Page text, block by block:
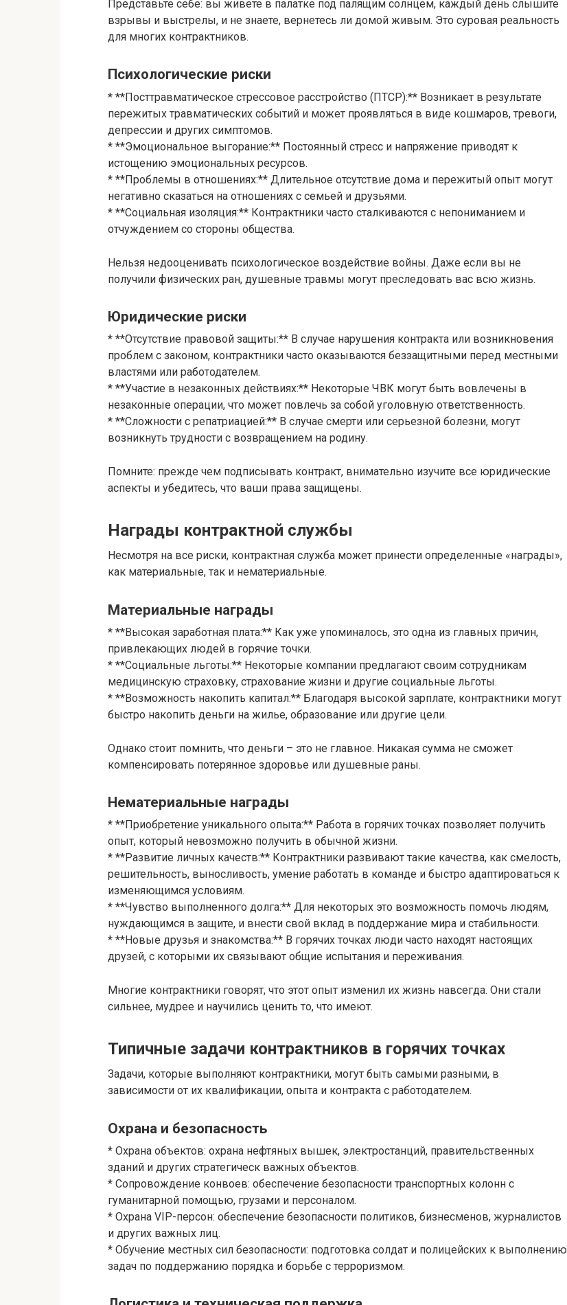
Представьте себе: вы живете в палатке под палящим солнцем, каждый день слышите
взрывы и выстрелы, и не знаете, вернетесь ли домой живым. Это суровая реальность
для многих контрактников.
Психологические риски
* **Посттравматическое стрессовое расстройство (ПТСР):** Возникает в результате
пережитых травматических событий и может проявляться в виде кошмаров, тревоги,
депрессии и других симптомов.
* **Эмоциональное выгорание:** Постоянный стресс и напряжение приводят к
истощению эмоциональных ресурсов.
* **Проблемы в отношениях:** Длительное отсутствие дома и пережитый опыт могут
негативно сказаться на отношениях с семьей и друзьями.
* **Социальная изоляция:** Контрактники часто сталкиваются с непониманием и
отчуждением со стороны общества.
Нельзя недооценивать психологическое воздействие войны. Даже если вы не
получили физических ран, душевные травмы могут преследовать вас всю жизнь.
Юридические риски
* **Отсутствие правовой защиты:** В случае нарушения контракта или возникновения
проблем с законом, контрактники часто оказываются беззащитными перед местными
властями или работодателем.
* **Участие в незаконных действиях:** Некоторые ЧВК могут быть вовлечены в
незаконные операции, что может повлечь за собой уголовную ответственность.
* **Сложности с репатриацией:** В случае смерти или серьезной болезни, могут
возникнуть трудности с возвращением на родину.
Помните: прежде чем подписывать контракт, внимательно изучите все юридические
аспекты и убедитесь, что ваши права защищены.
Награды контрактной службы
Несмотря на все риски, контрактная служба может принести определенные «награды»,
как материальные, так и нематериальные.
Материальные награды
* **Высокая заработная плата:** Как уже упоминалось, это одна из главных причин,
привлекающих людей в горячие точки.
* **Социальные льготы:** Некоторые компании предлагают своим сотрудникам
медицинскую страховку, страхование жизни и другие социальные льготы.
* **Возможность накопить капитал:** Благодаря высокой зарплате, контрактники могут
быстро накопить деньги на жилье, образование или другие цели.
Однако стоит помнить, что деньги – это не главное. Никакая сумма не сможет
компенсировать потерянное здоровье или душевные раны.
Нематериальные награды
* **Приобретение уникального опыта:** Работа в горячих точках позволяет получить
опыт, который невозможно получить в обычной жизни.
* **Развитие личных качеств:** Контрактники развивают такие качества, как смелость,
решительность, выносливость, умение работать в команде и быстро адаптироваться к
изменяющимся условиям.
* **Чувство выполненного долга:** Для некоторых это возможность помочь людям,
нуждающимся в защите, и внести свой вклад в поддержание мира и стабильности.
* **Новые друзья и знакомства:** В горячих точках люди часто находят настоящих
друзей, с которыми их связывают общие испытания и переживания.
Многие контрактники говорят, что этот опыт изменил их жизнь навсегда. Они стали
сильнее, мудрее и научились ценить то, что имеют.
Типичные задачи контрактников в горячих точках
Задачи, которые выполняют контрактники, могут быть самыми разными, в
зависимости от их квалификации, опыта и контракта с работодателем.
Охрана и безопасность
* Охрана объектов: охрана нефтяных вышек, электростанций, правительственных
зданий и других стратегическ важных объектов.
* Сопровождение конвоев: обеспечение безопасности транспортных колонн с
гуманитарной помощью, грузами и персоналом.
* Охрана VIP-персон: обеспечение безопасности политиков, бизнесменов, журналистов
и других важных лиц.
* Обучение местных сил безопасности: подготовка солдат и полицейских к выполнению
задач по поддержанию порядка и борьбе с терроризмом.